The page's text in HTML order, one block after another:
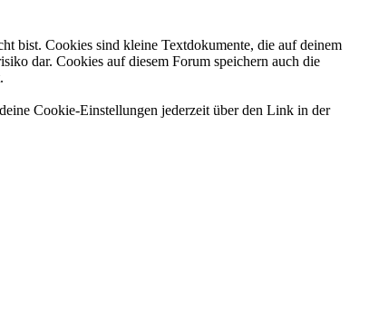
bist. Cookies sind kleine Textdokumente, die auf deinem
dar. Cookies auf diesem Forum speichern auch die
Cookie-Einstellungen jederzeit über den Link in der